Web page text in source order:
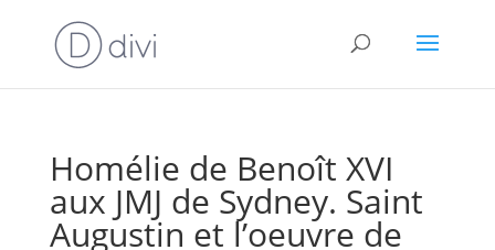
Homélie de Benoît XVI
aux JMJ de Sydney. Saint
Augustin et l’oeuvre de